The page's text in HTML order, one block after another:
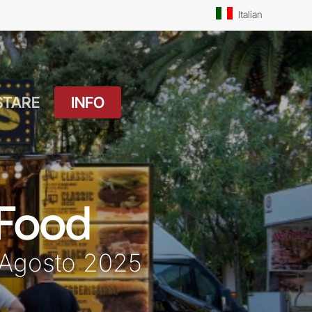
Italian
Drink
OUTDOOR
Il Molo
Pista Ciclabile
INFO
Orari Messe: Feriale
Orari Messe:
Prefestivo
Orari Messe: Festivo
2025